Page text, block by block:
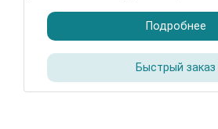
Подробнее
Быстрый заказ